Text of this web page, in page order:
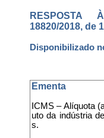
RESPOSTA
18820/2018, de
Disponibilizado
Ementa
ICMS – Alíquota
uto da indústria
s.